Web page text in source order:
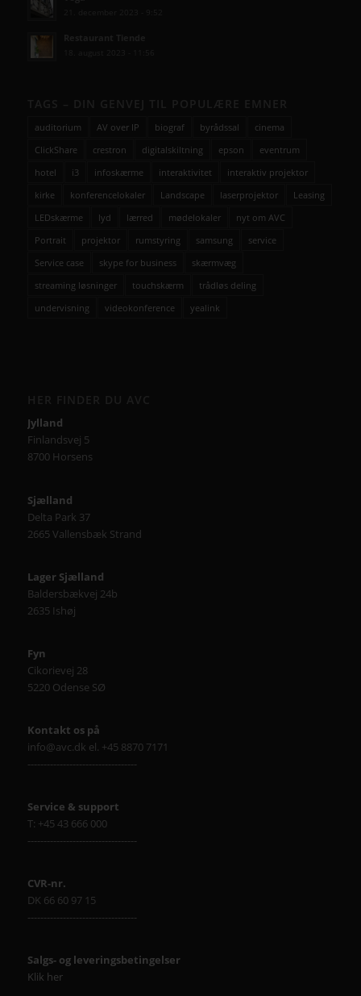
auditorium AV over IP biograf byrådssal
cinema
ClickShare
crestron digitalskiltning epson
eventrum
hotel
i3 infoskærme interaktivitet
interaktiv projektor
kirke
konferencelokaler Landscape laserprojektor
Leasing
LEDskærme
lyd lærred mødelokaler
nyt om AVC
Portrait
projektor rumstyring samsung
service
Service case
skype for business
skærmvæg
streaming løsninger
touchskærm
trådløs deling
undervisning
videokonference yealink
Jylland
Finlandsvej 5
8700 Horsens
Sjælland
Delta Park 37
2665 Vallensbæk Strand
Lager Sjælland
Baldersbækvej 24b
2635 Ishøj
Fyn
Cikorievej 28
5220 Odense SØ
Kontakt os på
info@avc.dk el. +45 8870 7171
----------------------------------
Service & support
T: +45 43 666 000
----------------------------------
CVR-nr.
DK 66 60 97 15
----------------------------------
Salgs- og leveringsbetingelser
Klik her